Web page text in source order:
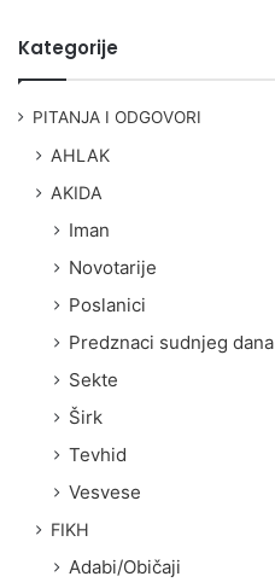
Kategorije
PITANJA I ODGOVORI
AHLAK
AKIDA
Iman
Novotarije
Poslanici
Predznaci sudnjeg dana
Sekte
Širk
Tevhid
Vesvese
FIKH
Adabi/Običaji